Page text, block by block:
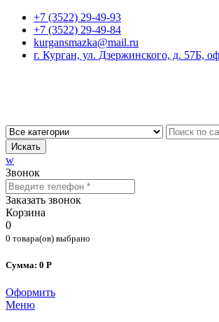
+7 (3522) 29-49-93
+7 (3522) 29-49-84
kurgansmazka@mail.ru
г. Курган, ул. Дзержинского, д. 57Б,
Искать
w
Звонок
Заказать звонок
Корзина
0
0 товара(ов) выбрано
Сумма: 0 Р
Оформить
Меню